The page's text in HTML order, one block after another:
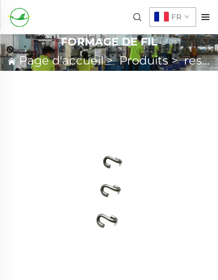
FR
FORMAGE DE FIL
Page d'accueil>Produits>ressort personnalisé